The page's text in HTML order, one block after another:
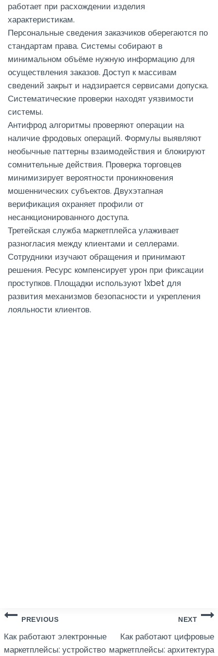
работает при расхождении изделия
характеристикам.
Персональные сведения заказчиков оберегаются по
стандартам права. Системы собирают в
минимальном объёме нужную информацию для
осуществления заказов. Доступ к массивам
сведений закрыт и надзирается сервисами допуска.
Систематические проверки находят уязвимости
системы.
Антифрод алгоритмы проверяют операции на
наличие фродовых операций. Формулы выявляют
необычные паттерны взаимодействия и блокируют
сомнительные действия. Проверка торговцев
минимизирует вероятности проникновения
мошеннических субъектов. Двухэтапная
верификация охраняет профили от
несанкционированного доступа.
Третейская служба маркетплейса улаживает
разногласия между клиентами и селлерами.
Сотрудники изучают обращения и принимают
решения. Ресурс компенсирует урон при фиксации
проступков. Площадки используют 1xbet для
развития механизмов безопасности и укрепления
лояльности клиентов.
Post
navigation
PREVIOUS
Как работают электронные
маркетплейсы: устройство
NEXT
Как работают цифровые
маркетплейсы: архитектура